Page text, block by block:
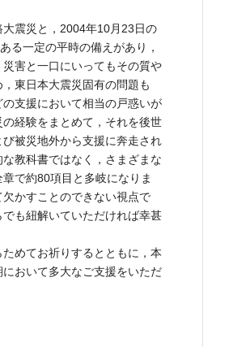
震災と，2004年10月23日の
る一定の平時の備えがあり，
害と一口にいってもその質や
東日本大震災固有の問題も
支援において相当の戸惑いが
経験をまとめて，それを後世
被災地外から支援に奔走され
教科書ではなく，さまざまな
で約80項目と多岐になりま
かすことのできない視点で
も紐解いていただければ幸甚
めてお祈りするとともに，本
おいて多大なご支援をいただ